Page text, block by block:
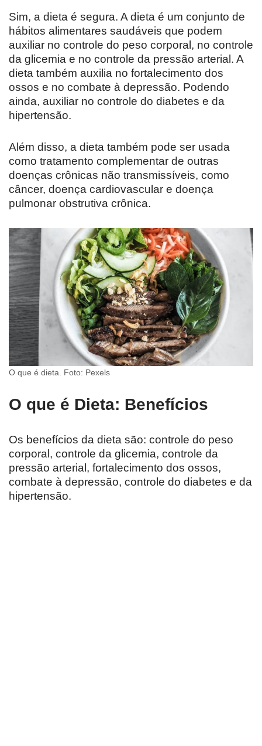
Sim, a dieta é segura. A dieta é um conjunto de
hábitos alimentares saudáveis que podem
auxiliar no controle do peso corporal, no controle
da glicemia e no controle da pressão arterial. A
dieta também auxilia no fortalecimento dos
ossos e no combate à depressão. Podendo
ainda, auxiliar no controle do diabetes e da
hipertensão.
Além disso, a dieta também pode ser usada
como tratamento complementar de outras
doenças crônicas não transmissíveis, como
câncer, doença cardiovascular e doença
pulmonar obstrutiva crônica.
O que é dieta. Foto: Pexels
O que é Dieta: Benefícios
Os benefícios da dieta são: controle do peso
corporal, controle da glicemia, controle da
pressão arterial, fortalecimento dos ossos,
combate à depressão, controle do diabetes e da
hipertensão.